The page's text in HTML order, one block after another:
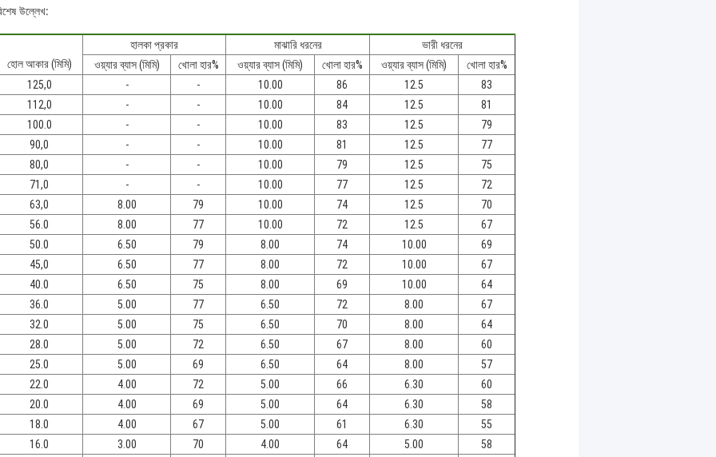
উল্লেখ:
হোল আকার (মিমি)
হালকা প্রকার মাঝারি ধরনের
ভারী ধরনের
ওয়্যার ব্যাস (মিমি)
খোলা হার% ওয়্যার ব্যাস (মিমি) খোলা হার% ওয়্যার ব্যাস (মিমি)
খোলা হার%
125,0
- - 10.00 86 12.5
83
112,0
- - 10.00 84 12.5
81
100.0
- - 10.00 83 12.5
79
90,0
- - 10.00 81 12.5
77
80,0
- - 10.00 79 12.5
75
71,0
- - 10.00 77 12.5
72
63,0
8.00 79 10.00 74 12.5
70
56.0
8.00 77 10.00 72 12.5
67
50.0
6.50 79 8.00 74 10.00
69
45,0
6.50 77 8.00 72 10.00
67
40.0
6.50 75 8.00 69 10.00
64
36.0
5.00 77 6.50 72 8.00
67
32.0
5.00 75 6.50 70 8.00
64
28.0
5.00 72 6.50 67 8.00
60
25.0
5.00 69 6.50 64 8.00
57
22.0
4.00 72 5.00 66 6.30
60
20.0
4.00 69 5.00 64 6.30
58
18.0
4.00 67 5.00 61 6.30
55
16.0
3.00 70 4.00 64 5.00
58